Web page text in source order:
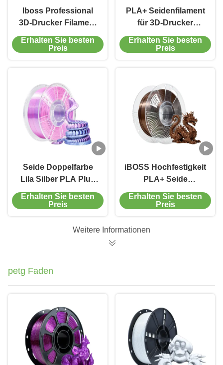
Iboss Professional
3D-Drucker Filament
Matte Rose Rot
Orangenfestigkeit
Erhalten Sie besten
Preis
PLA+ Seidenfilament
für 3D-Drucker
1,75mm Rot Orange
Grün 1kg
Erhalten Sie besten
Preis
Seide Doppelfarbe
Lila Silber PLA Plus
Filamentfestigkeit
Verbessertes 3D-
Erhalten Sie besten
Preis
iBOSS Hochfestigkeit
PLA+ Seide
Dunkelgold Filament
1000g 3D-
Erhalten Sie besten
Preis
Weitere Informationen
petg Faden